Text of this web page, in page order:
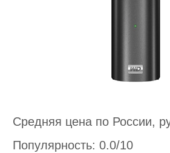
Средняя цена по России,
Популярность: 0.0/10